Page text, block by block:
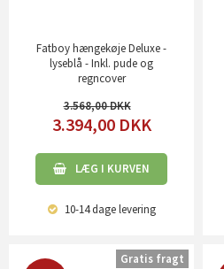
Fatboy hængekøje Deluxe -
lyseblå - Inkl. pude og
regncover
3.568,00
3.394,00 DKK
LÆG I KURVEN
10-14 dagelevering
Gratis fragt